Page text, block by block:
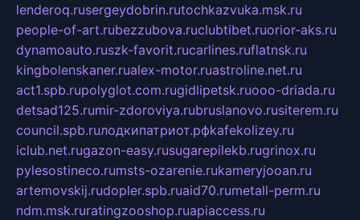
lenderoq.rusergeydobrin.rutochkazvuka.msk.ru
people-of-art.rubezzubova.ruclubtibet.ruorior-aks.ru
dynamoauto.ruszk-favorit.rucarlines.ruflatnsk.ru
kingbolenskaner.rualex-motor.ruastroline.net.ru
act1.spb.rupolyglot.com.rugidlipetsk.ruooo-driada.ru
detsad125.rumir-zdoroviya.rubruslanovo.rusiterem.ru
council.spb.ruлодкипатриот.рфkafekolizey.ru
iclub.net.rugazon-easy.rusugarepilekb.rugrinox.ru
pylesostineco.rumsts-ozarenie.rukameryjooan.ru
artemovskij.rudopler.spb.ruaid70.rumetall-perm.ru
ndm.msk.ruratingzooshop.ruapiaccess.ru